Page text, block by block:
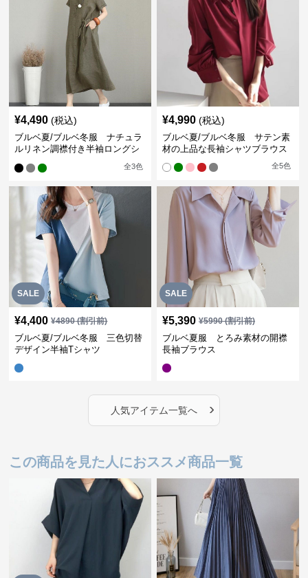
¥4,490 (税込)
ブルベ夏/ブルベ冬服 ナチュラ
ルリネン調襟付き半袖ロングシ
全3色
¥4,990 (税込)
ブルベ夏/ブルベ冬服 サテン素
材の上品な長袖シャツブラウス
全5色
SALE
¥4,400 ¥4890(割引前)
ブルベ夏/ブルベ冬服 三色切替
デザイン半袖Tシャツ
SALE
¥5,390 ¥5990(割引前)
ブルベ夏服 とろみ素材の開襟
長袖ブラウス
人気アイテム一覧へ ›
この商品を見た人におススメ商品一覧